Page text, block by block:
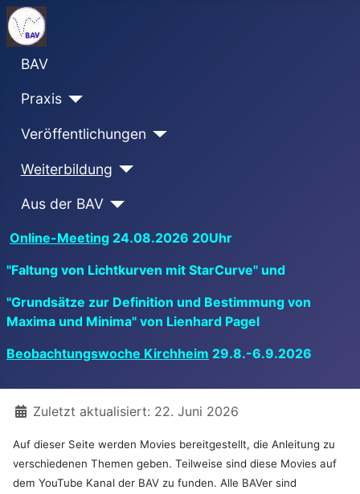
BAV
Praxis
Veröffentlichungen
Weiterbildung
Aus der BAV
Online-Meeting 24.08.2026 20Uhr
"Faltung von Lichtkurven mit StarCurve" und
"Grundsätze zur Definition und Bestimmung von
Maxima und Minima" von Lienhard Pagel
Beobachtungswoche Kirchheim 29.8.-6.9.2026
DetailsZuletzt aktualisiert: 22. Juni 2026
Auf dieser Seite werden Movies bereitgestellt, die Anleitung zu
verschiedenen Themen geben. Teilweise sind diese Movies auf
dem YouTube Kanal der BAV zu funden. Alle BAVer sind